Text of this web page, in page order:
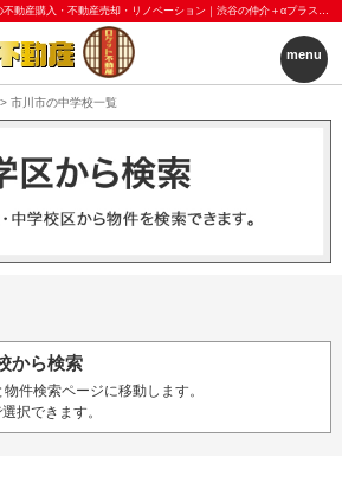
市川市の中学校学区一覧｜江戸川区の不動産購入・不動産売却・リノベーション｜渋谷の仲介＋αプラスアルファ｜ロケット不動産株式会社
menu
> 市川市の中学校一覧
から検索
件検索ページに移動します。
択できます。